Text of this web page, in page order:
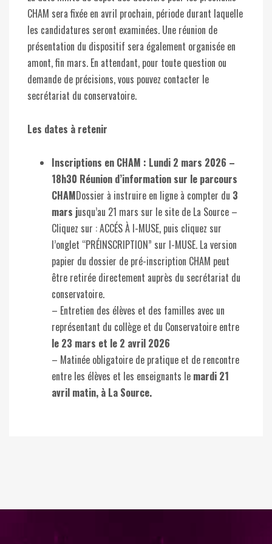
CHAM sera fixée en avril prochain, période durant laquelle
les candidatures seront examinées. Une réunion de
présentation du dispositif sera également organisée en
amont, fin mars. En attendant, pour toute question ou
demande de précisions, vous pouvez contacter le
secrétariat du conservatoire.
Les dates à retenir
Inscriptions en CHAM : Lundi 2 mars 2026 –
18h30 Réunion d’information sur le parcours
CHAMDossier à instruire en ligne à compter du 3
mars jusqu’au 21 mars sur le site de La Source –
Cliquez sur : ACCÉS À I-MUSE, puis cliquez sur
l’onglet “PRÉINSCRIPTION” sur I-MUSE. La version
papier du dossier de pré-inscription CHAM peut
être retirée directement auprès du secrétariat du
conservatoire.
– Entretien des élèves et des familles avec un
représentant du collège et du Conservatoire entre
le 23 mars et le 2 avril 2026
– Matinée obligatoire de pratique et de rencontre
entre les élèves et les enseignants le mardi 21
avril matin, à La Source.